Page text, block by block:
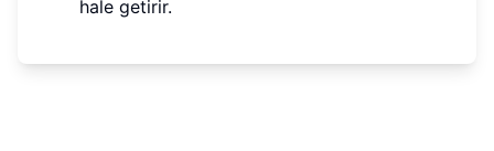
hale getirir.